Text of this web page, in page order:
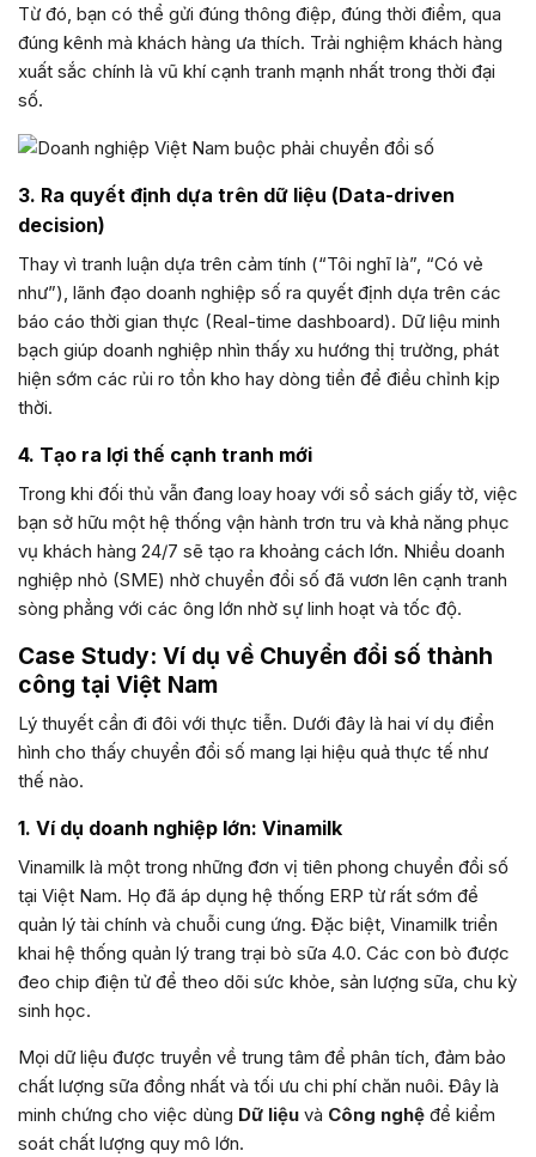
Từ đó, bạn có thể gửi đúng thông điệp, đúng thời điểm, qua
đúng kênh mà khách hàng ưa thích. Trải nghiệm khách hàng
xuất sắc chính là vũ khí cạnh tranh mạnh nhất trong thời đại
số.
3. Ra quyết định dựa trên dữ liệu (Data-driven
decision)
Thay vì tranh luận dựa trên cảm tính (“Tôi nghĩ là”, “Có vẻ
như”), lãnh đạo doanh nghiệp số ra quyết định dựa trên các
báo cáo thời gian thực (Real-time dashboard). Dữ liệu minh
bạch giúp doanh nghiệp nhìn thấy xu hướng thị trường, phát
hiện sớm các rủi ro tồn kho hay dòng tiền để điều chỉnh kịp
thời.
4. Tạo ra lợi thế cạnh tranh mới
Trong khi đối thủ vẫn đang loay hoay với sổ sách giấy tờ, việc
bạn sở hữu một hệ thống vận hành trơn tru và khả năng phục
vụ khách hàng 24/7 sẽ tạo ra khoảng cách lớn. Nhiều doanh
nghiệp nhỏ (SME) nhờ chuyển đổi số đã vươn lên cạnh tranh
sòng phẳng với các ông lớn nhờ sự linh hoạt và tốc độ.
Case Study: Ví dụ về Chuyển đổi số thành
công tại Việt Nam
Lý thuyết cần đi đôi với thực tiễn. Dưới đây là hai ví dụ điển
hình cho thấy chuyển đổi số mang lại hiệu quả thực tế như
thế nào.
1. Ví dụ doanh nghiệp lớn: Vinamilk
Vinamilk là một trong những đơn vị tiên phong chuyển đổi số
tại Việt Nam. Họ đã áp dụng hệ thống ERP từ rất sớm để
quản lý tài chính và chuỗi cung ứng. Đặc biệt, Vinamilk triển
khai hệ thống quản lý trang trại bò sữa 4.0. Các con bò được
đeo chip điện tử để theo dõi sức khỏe, sản lượng sữa, chu kỳ
sinh học.
Mọi dữ liệu được truyền về trung tâm để phân tích, đảm bảo
chất lượng sữa đồng nhất và tối ưu chi phí chăn nuôi. Đây là
minh chứng cho việc dùng Dữ liệu và Công nghệ để kiểm
soát chất lượng quy mô lớn.